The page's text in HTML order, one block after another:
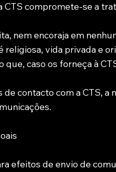
CTS compromete-se a
nem encoraja em
vida privada e
caso os forneça à
contacto com a CTS, a
efeitos de envio de